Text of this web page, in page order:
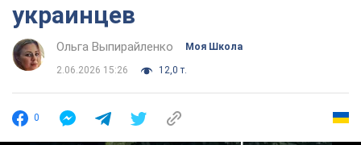
украинцев
Ольга Выпирайленко Моя Школа
2.06.2026 15:26 12,0 т.
0